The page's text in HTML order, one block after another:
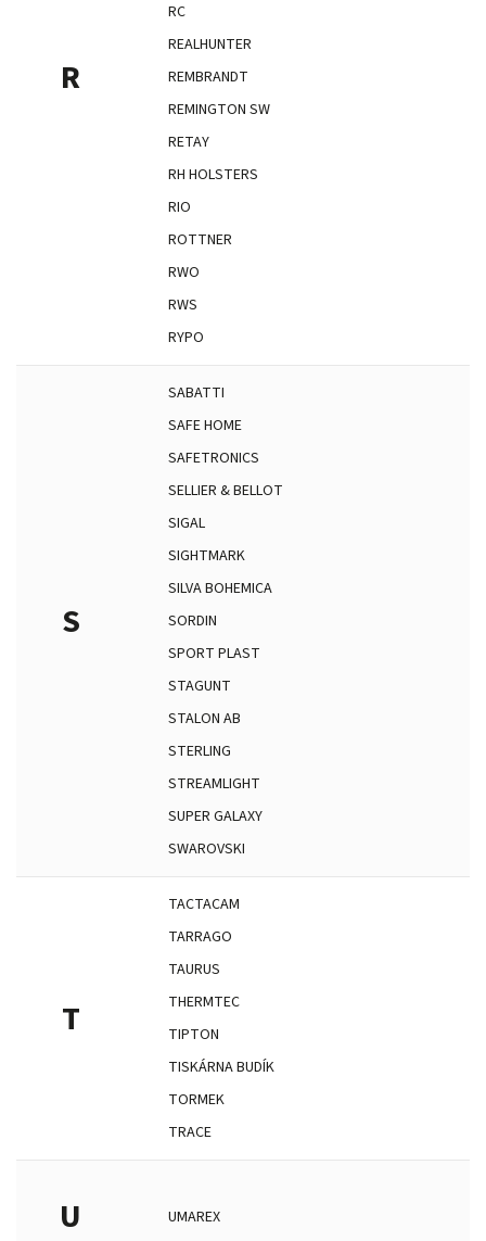
R
RC
REALHUNTER
REMBRANDT
REMINGTON SW
RETAY
RH HOLSTERS
RIO
ROTTNER
RWO
RWS
RYPO
S
SABATTI
SAFE HOME
SAFETRONICS
SELLIER & BELLOT
SIGAL
SIGHTMARK
SILVA BOHEMICA
SORDIN
SPORT PLAST
STAGUNT
STALON AB
STERLING
STREAMLIGHT
SUPER GALAXY
SWAROVSKI
T
TACTACAM
TARRAGO
TAURUS
THERMTEC
TIPTON
TISKÁRNA BUDÍK
TORMEK
TRACE
U UMAREX